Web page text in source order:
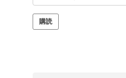
ー
ル
ア購読